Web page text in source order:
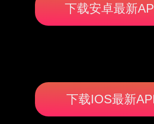
下载安卓最新
下载IOS最新